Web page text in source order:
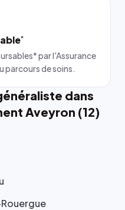
*
par l'Assurance
parcours de soins.
dans
Aveyron (12)